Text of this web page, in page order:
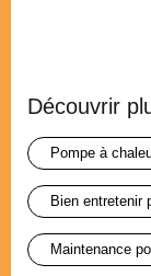
Découvrir
pompe à
bien
maintenance